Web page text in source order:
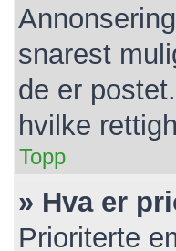
snarest
de er
hvilke
Topp
» Hva er
Prioriterte